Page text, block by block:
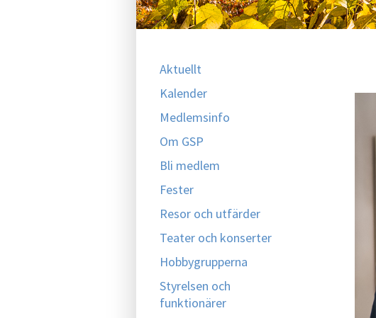
Aktuellt
Kalender
Medlemsinfo
Om GSP
Bli medlem
Fester
Resor och utfärder
Teater och konserter
Hobbygrupperna
Styrelsen och
funktionärer